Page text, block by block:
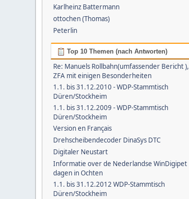
Karlheinz Battermann
ottochen (Thomas)
Peterlin
Top 10 Themen (nach Antworten)
Re: Manuels Rollbahn(umfassender Bericht ),
ZFA mit einigen Besonderheiten
1.1. bis 31.12.2010 - WDP-Stammtisch
Düren/Stockheim
1.1. bis 31.12.2009 - WDP-Stammtisch
Düren/Stockheim
Version en Français
Drehscheibendecoder DinaSys DTC
Digitaler Neustart
Informatie over de Nederlandse WinDigipet
dagen in Ochten
1.1. bis 31.12.2012 WDP-Stammtisch
Düren/Stockheim